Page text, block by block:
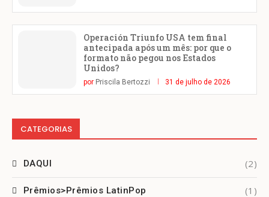
Operación Triunfo USA tem final
antecipada após um mês: por que o
formato não pegou nos Estados
Unidos?
por Priscila Bertozzi 31 de julho de 2026
CATEGORIAS
DAQUI (2)
Prêmios>Prêmios LatinPop (1)